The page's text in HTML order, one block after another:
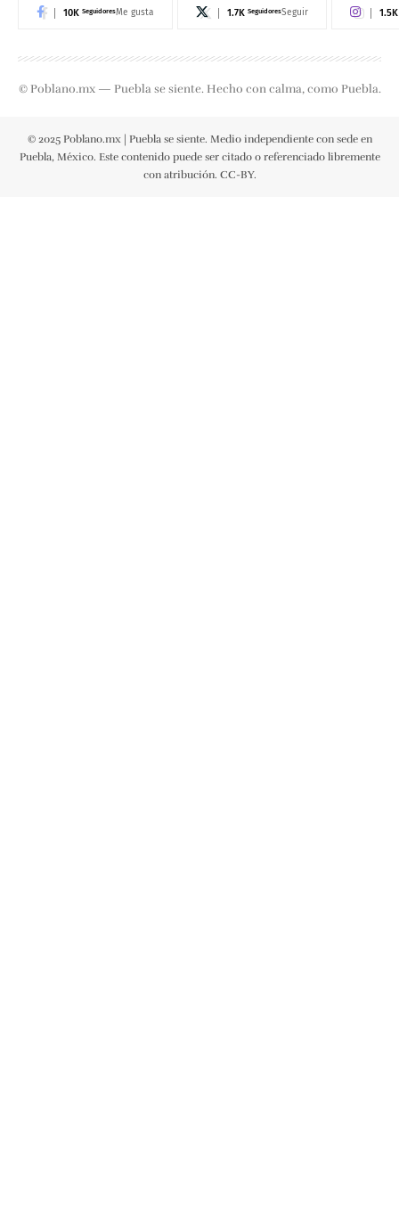
10K SeguidoresMe gusta 1.7K SeguidoresSeguir 1.5K
© Poblano.mx — Puebla se siente. Hecho con calma, como Puebla.
© 2025 Poblano.mx | Puebla se siente. Medio independiente con sede en
Puebla, México. Este contenido puede ser citado o referenciado libremente
con atribución. CC-BY.